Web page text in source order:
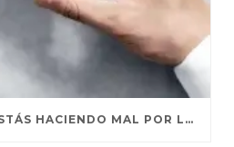
[:ES]8 COSAS QUE ESTÁS HACIENDO MAL POR LA MAÑANA[:]